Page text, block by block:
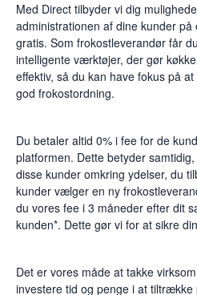
Med Direct tilbyder vi dig
administrationen af dine kunder
gratis. Som frokostleverandør får
intelligente værktøjer, der gør
effektiv, så du kan have fokus på
god frokostordning.
Du betaler altid 0% i fee for de
platformen. Dette betyder
disse kunder omkring ydelser, du
kunder vælger en ny
du vores fee i 3 måneder efter dit
kunden*. Dette gør vi for at sikre
Det er vores måde at takke
investere tid og penge i at